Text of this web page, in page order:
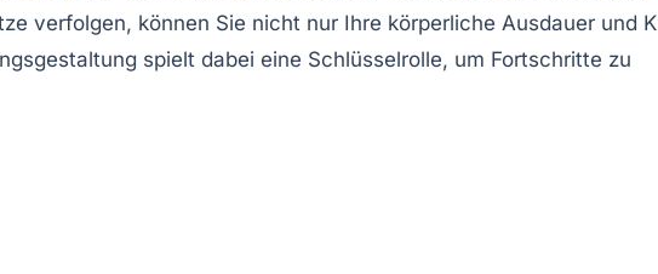
verfolgen, können Sie nicht nur Ihre körperliche Ausdauer und
spielt dabei eine Schlüsselrolle, um Fortschritte zu